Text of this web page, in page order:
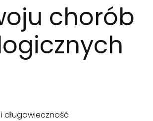
chorób
długowieczność